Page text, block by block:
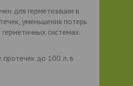
для герметизации в
уменьшения потерь
герметичных системах.
протечек до 100 л. в